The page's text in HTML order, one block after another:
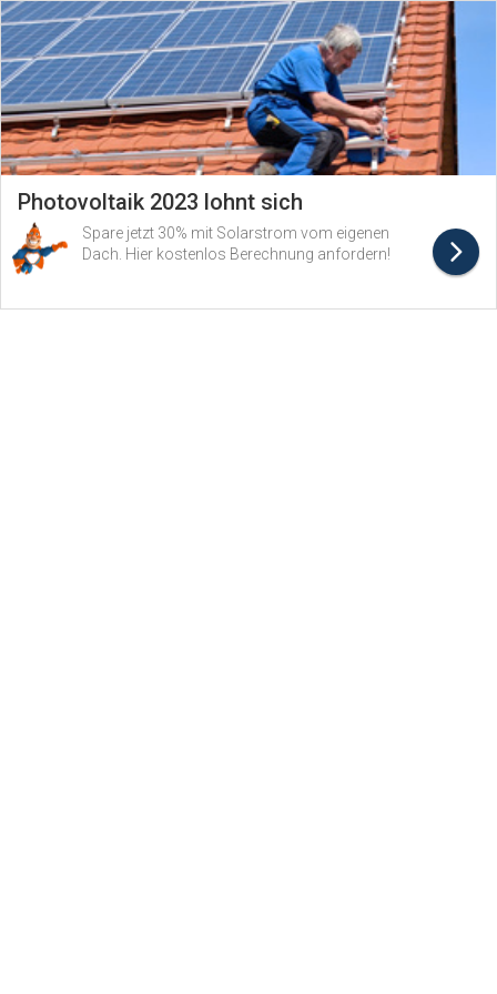
Photovoltaik 2023 lohnt sich
Spare jetzt 30% mit Solarstrom vom eigenen
Dach. Hier kostenlos Berechnung anfordern!